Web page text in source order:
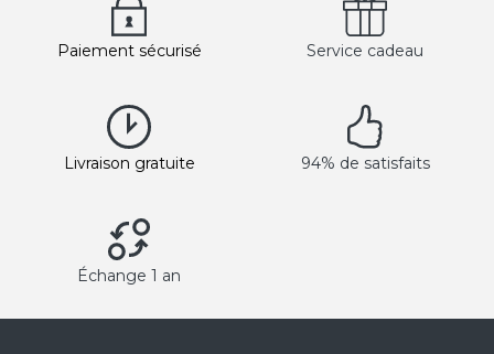
Paiement sécurisé Service cadeau
Livraison gratuite 94% de satisfaits
Échange 1 an